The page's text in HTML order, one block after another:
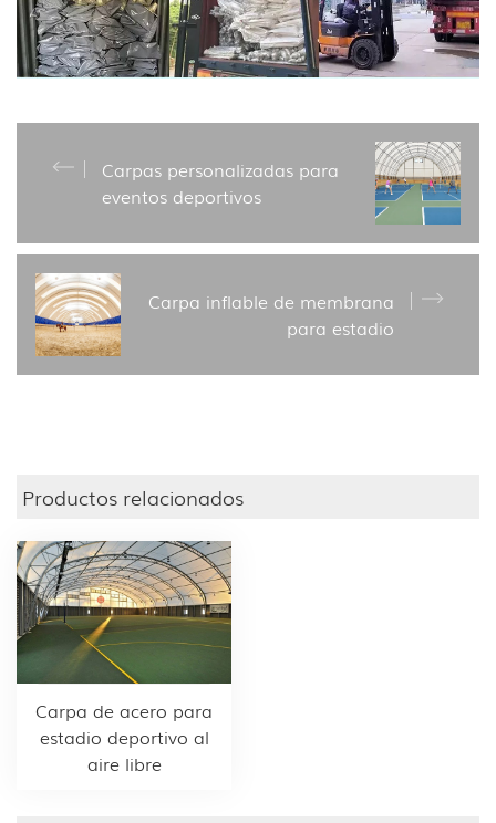
Carpas personalizadas para
eventos deportivos
Carpa inflable de membrana
para estadio
Productos relacionados
Carpa de acero para
estadio deportivo al
aire libre